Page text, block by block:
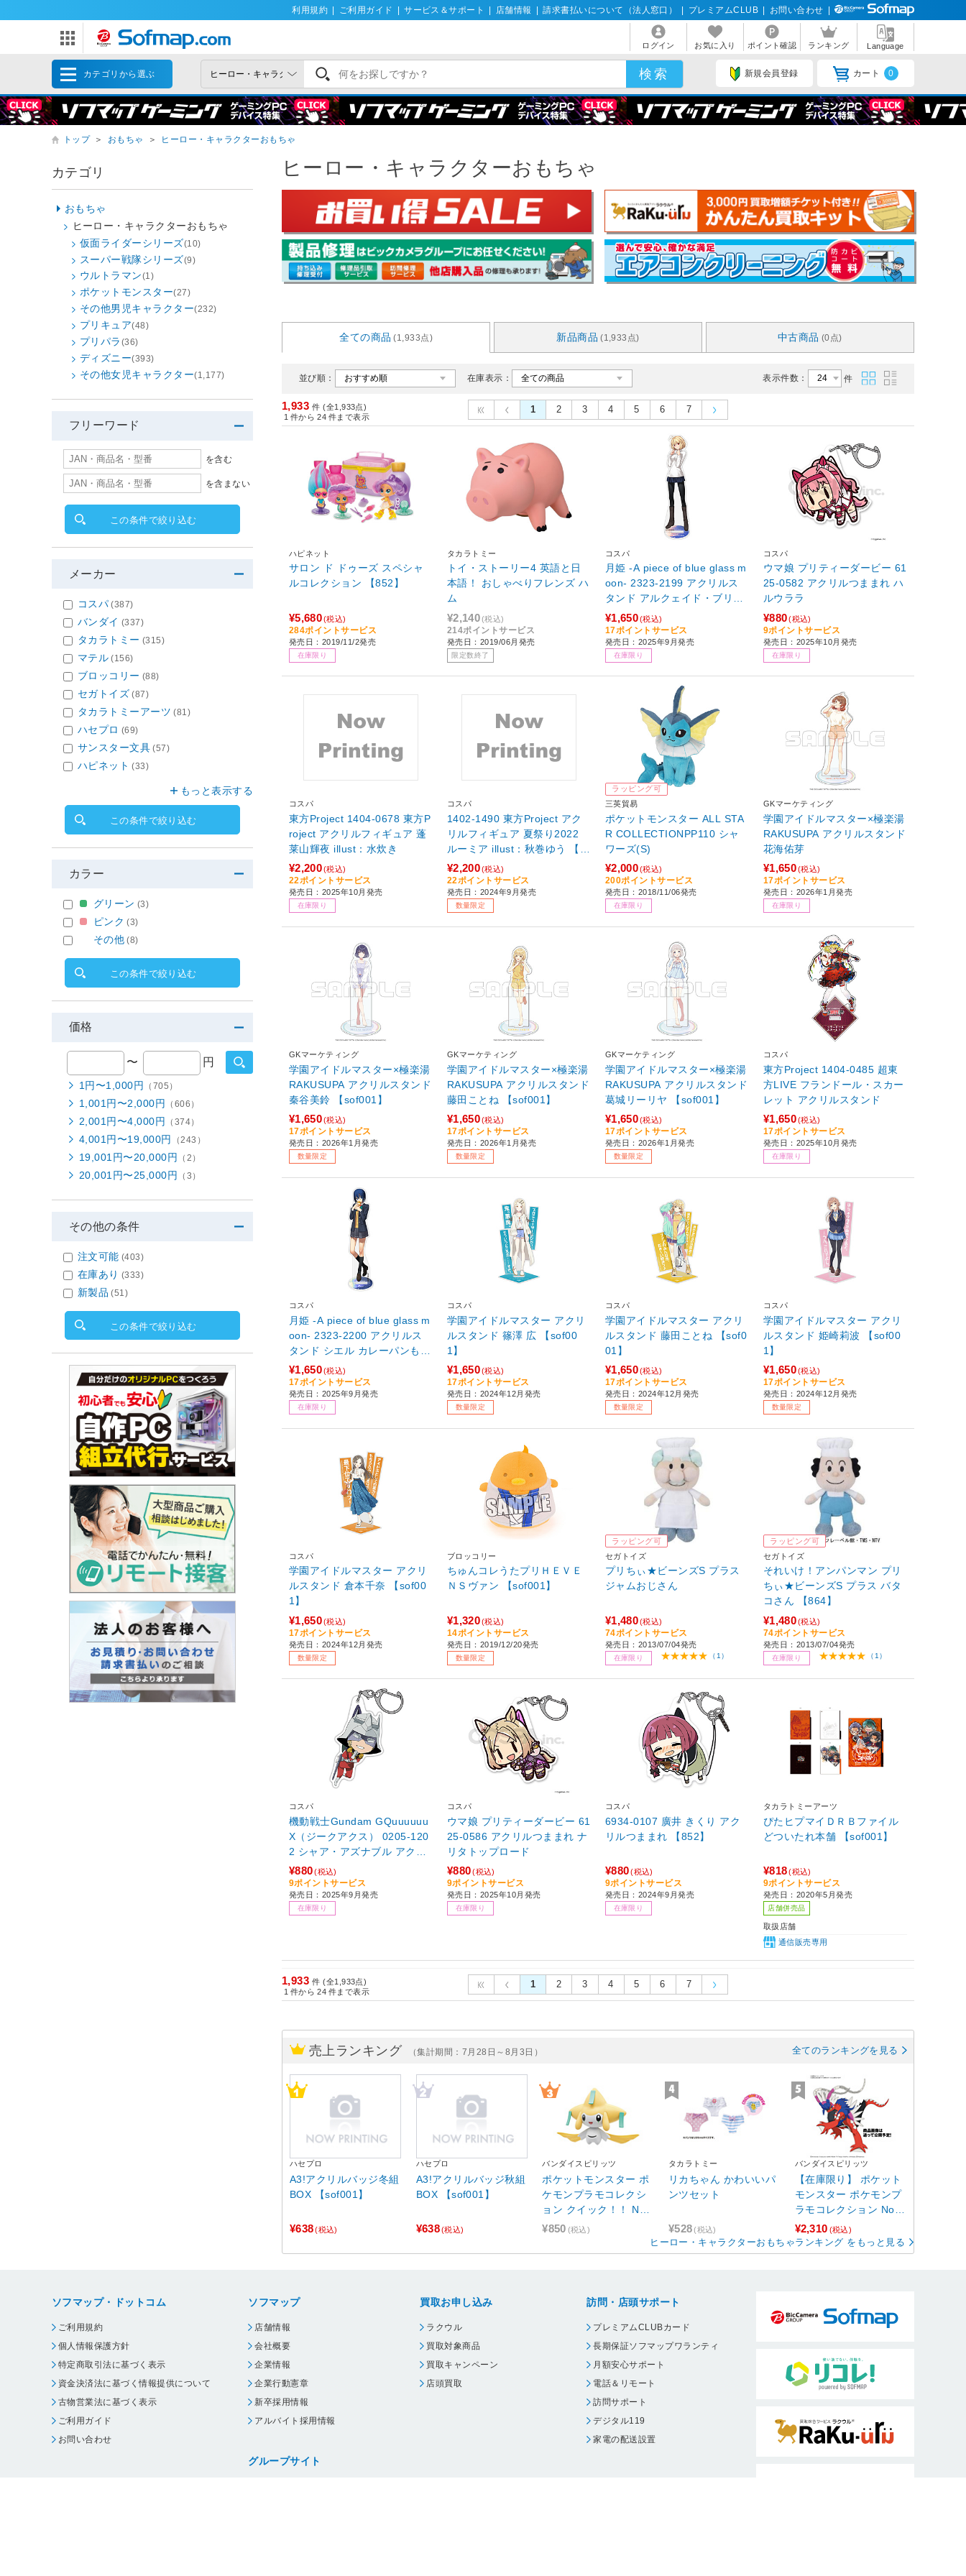
利用規約 ご利用ガイド サービス＆サポート 店舗情報 請求書払いについて（法人窓口） プレミアムCLUB お問い合わせ
ログイン お気に入り ポイント確認 ランキング Language
カテゴリから選ぶ 新規会員登録 カート 0
トップ ＞ おもちゃ ＞ ヒーロー・キャラクターおもちゃ
ヒーロー・キャラクターおもちゃ
全ての商品 (1,933点) 新品商品 (1,933点) 中古商品 (0点)
並び順： 在庫表示： 表示件数： 件
1,933 件 (全1,933点)
1 件から 24 件まで表示
1 2 3 4 5 6 7
ハピネット
サロン ド ドゥーズ スペシャ
ルコレクション 【852】
¥5,680(税込)
284ポイントサービス
発売日：2019/11/2発売
在庫限り
タカラトミー
トイ・ストーリー4 英語と日
本語！ おしゃべりフレンズ ハ
ム
¥2,140(税込)
214ポイントサービス
発売日：2019/06月発売
限定数終了
コスパ
月姫 -A piece of blue glass m
oon- 2323-2199 アクリルス
タンド アルクェイド・ブリュ
ンスタッド 私服Ver.
¥1,650(税込)
17ポイントサービス
発売日：2025年9月発売
在庫限り
コスパ
ウマ娘 プリティーダービー 61
25-0582 アクリルつままれ ハ
ルウララ
¥880 (税込)
9ポイントサービス
発売日：2025年10月発売
在庫限り
コスパ
東方Project 1404-0678 東方P
roject アクリルフィギュア 蓬
莱山輝夜 illust：水炊き
¥2,200(税込)
22ポイントサービス
発売日：2025年10月発売
在庫限り
コスパ
1402-1490 東方Project アク
リルフィギュア 夏祭り2022
ルーミア illust：秋巻ゆう 【s
of001】
¥2,200(税込)
22ポイントサービス
発売日：2024年9月発売
数量限定
ラッピング可
三英貿易
ポケットモンスター ALL STA
R COLLECTIONPP110 シャ
ワーズ(S)
¥2,000(税込)
200ポイントサービス
発売日：2018/11/06発売
在庫限り
GKマーケティング
学園アイドルマスター×極楽湯
RAKUSUPA アクリルスタンド
花海佑芽
¥1,650(税込)
17ポイントサービス
発売日：2026年1月発売
在庫限り
GKマーケティング
学園アイドルマスター×極楽湯
RAKUSUPA アクリルスタンド
秦谷美鈴 【sof001】
¥1,650(税込)
17ポイントサービス
発売日：2026年1月発売
数量限定
GKマーケティング
学園アイドルマスター×極楽湯
RAKUSUPA アクリルスタンド
藤田ことね 【sof001】
¥1,650(税込)
17ポイントサービス
発売日：2026年1月発売
数量限定
GKマーケティング
学園アイドルマスター×極楽湯
RAKUSUPA アクリルスタンド
葛城リーリヤ 【sof001】
¥1,650(税込)
17ポイントサービス
発売日：2026年1月発売
数量限定
コスパ
東方Project 1404-0485 超東
方LIVE フランドール・スカー
レット アクリルスタンド
¥1,650(税込)
17ポイントサービス
発売日：2025年10月発売
在庫限り
コスパ
月姫 -A piece of blue glass m
oon- 2323-2200 アクリルス
タンド シエル カレーパンもぐ
もぐVer.
¥1,650(税込)
17ポイントサービス
発売日：2025年9月発売
在庫限り
コスパ
学園アイドルマスター アクリ
ルスタンド 篠澤 広 【sof00
1】
¥1,650(税込)
17ポイントサービス
発売日：2024年12月発売
数量限定
コスパ
学園アイドルマスター アクリ
ルスタンド 藤田ことね 【sof0
01】
¥1,650(税込)
17ポイントサービス
発売日：2024年12月発売
数量限定
コスパ
学園アイドルマスター アクリ
ルスタンド 姫崎莉波 【sof00
1】
¥1,650(税込)
17ポイントサービス
発売日：2024年12月発売
数量限定
コスパ
学園アイドルマスター アクリ
ルスタンド 倉本千奈 【sof00
1】
¥1,650(税込)
17ポイントサービス
発売日：2024年12月発売
数量限定
ブロッコリー
ちゅんコレうたプリＨＥＶＥ
ＮＳヴァン 【sof001】
¥1,320(税込)
14ポイントサービス
発売日：2019/12/20発売
数量限定
ラッピング可
セガトイズ
プリちぃ★ビーンズS プラス
ジャムおじさん
¥1,480(税込)
74ポイントサービス
発売日：2013/07/04発売
在庫限り （1）
ラッピング可
セガトイズ
それいけ！アンパンマン プリ
ちぃ★ビーンズS プラス バタ
コさん 【864】
¥1,480(税込)
74ポイントサービス
発売日：2013/07/04発売
在庫限り （1）
コスパ
機動戦士Gundam GQuuuuuu
X（ジークアクス） 0205-120
2 シャア・アズナブル アクリ
ルつままれ
¥880 (税込)
9ポイントサービス
発売日：2025年9月発売
在庫限り
コスパ
ウマ娘 プリティーダービー 61
25-0586 アクリルつままれ ナ
リタトップロード
¥880 (税込)
9ポイントサービス
発売日：2025年10月発売
在庫限り
コスパ
6934-0107 廣井 きくり アク
リルつままれ 【852】
¥880 (税込)
9ポイントサービス
発売日：2024年9月発売
在庫限り
タカラトミーアーツ
ぴたヒプマイＤＲＢファイル
どついたれ本舗 【sof001】
¥818 (税込)
9ポイントサービス
発売日：2020年5月発売
店舗併売品
取扱店舗
通信販売専用
1,933 件 (全1,933点)
1 件から 24 件まで表示
1 2 3 4 5 6 7
売上ランキング （集計期間：7月28日～8月3日） 全てのランキングを見る
ハセプロ
A3!アクリルバッジ冬組
BOX 【sof001】
¥638 (税込)
ハセプロ
A3!アクリルバッジ秋組
BOX 【sof001】
¥638(税込)
バンダイスピリッツ
ポケットモンスター ポ
ケモンプラモコレクシ
ョン クイック！！ No.
23 ジラーチ
¥850 (税込)
タカラトミー
リカちゃん かわいいパ
ンツセット
¥528(税込)
バンダイスピリッツ
【在庫限り】 ポケット
モンスター ポケモンプ
ラモコレクション No.6
0 セレクトシリーズ コ
ライドン 【sof001】
¥2,310 (税込)
ヒーロー・キャラクターおもちゃランキング をもっと見る
カテゴリ
おもちゃ
ヒーロー・キャラクターおもちゃ
仮面ライダーシリーズ(10)
スーパー戦隊シリーズ(9)
ウルトラマン(1)
ポケットモンスター(27)
その他男児キャラクター(232)
プリキュア(48)
プリパラ (36)
ディズニー(393)
その他女児キャラクター(1,177)
フリーワード
を含む
を含まない
この条件で絞り込む
メーカー
コスパ (387)
バンダイ (337)
タカラトミー (315)
マテル (156)
ブロッコリー (88)
セガトイズ (87)
タカラトミーアーツ (81)
ハセプロ (69)
サンスター文具 (57)
ハピネット (33)
もっと表示する
この条件で絞り込む
カラー
グリーン (3)
ピンク (3)
その他 (8)
この条件で絞り込む
価格
〜 円
1円〜1,000円 （705）
1,001円〜2,000円 （606）
2,001円〜4,000円 （374）
4,001円〜19,000円 （243）
19,001円〜20,000円 （2）
20,001円〜25,000円 （3）
その他の条件
注文可能 (403)
在庫あり (333)
新製品 (51)
この条件で絞り込む
ソフマップ・ドットコム
ご利用規約
個人情報保護方針
特定商取引法に基づく表示
資金決済法に基づく情報提供について
古物営業法に基づく表示
ご利用ガイド
お問い合わせ
ソフマップ
店舗情報
会社概要
企業情報
企業行動憲章
新卒採用情報
アルバイト採用情報
グループサイト
買取お申し込み
ラクウル
買取対象商品
買取キャンペーン
店頭買取
訪問・店頭サポート
プレミアムCLUBカード
長期保証ソフマップワランティ
月額安心サポート
電話＆リモート
訪問サポート
デジタル119
家電の配送設置